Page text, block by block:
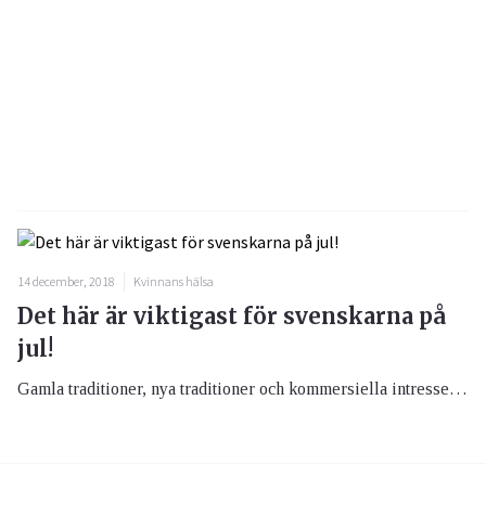
14 december, 2018 Kvinnans hälsa
Det här är viktigast för svenskarna på
jul!
Gamla traditioner, nya traditioner och kommersiella intressen slåss om svenskarnas intressen under december månad men vad är egentligen viktigast för svenskarna på jul?